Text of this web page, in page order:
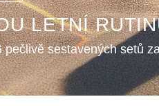
LETNÍ
sestavených setů